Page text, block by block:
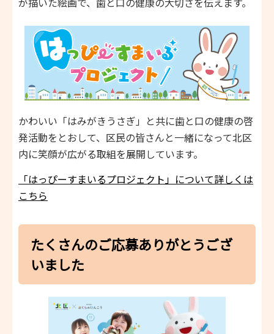
かわいい「はみがきうさぎ」と共に歯と口の健康の啓
発活動をとおして、区民の皆さんと一緒になって北区
内に笑顔が広がる取組を展開しています。
「はっぴーすまいるプロジェクト」について詳しくは
こちら
たくさんのご応募ありがとうござ
いました